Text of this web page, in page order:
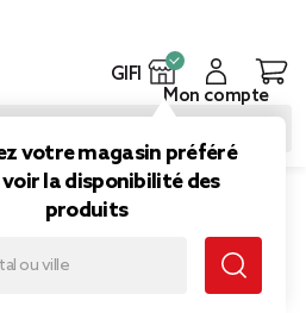
GIFI
votre magasin préféré
la disponibilité des
produits
Mon compte